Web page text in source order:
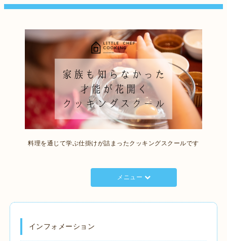
料理を通じて学ぶ仕掛けが詰まったクッキングスクールです
メニュー
インフォメーション